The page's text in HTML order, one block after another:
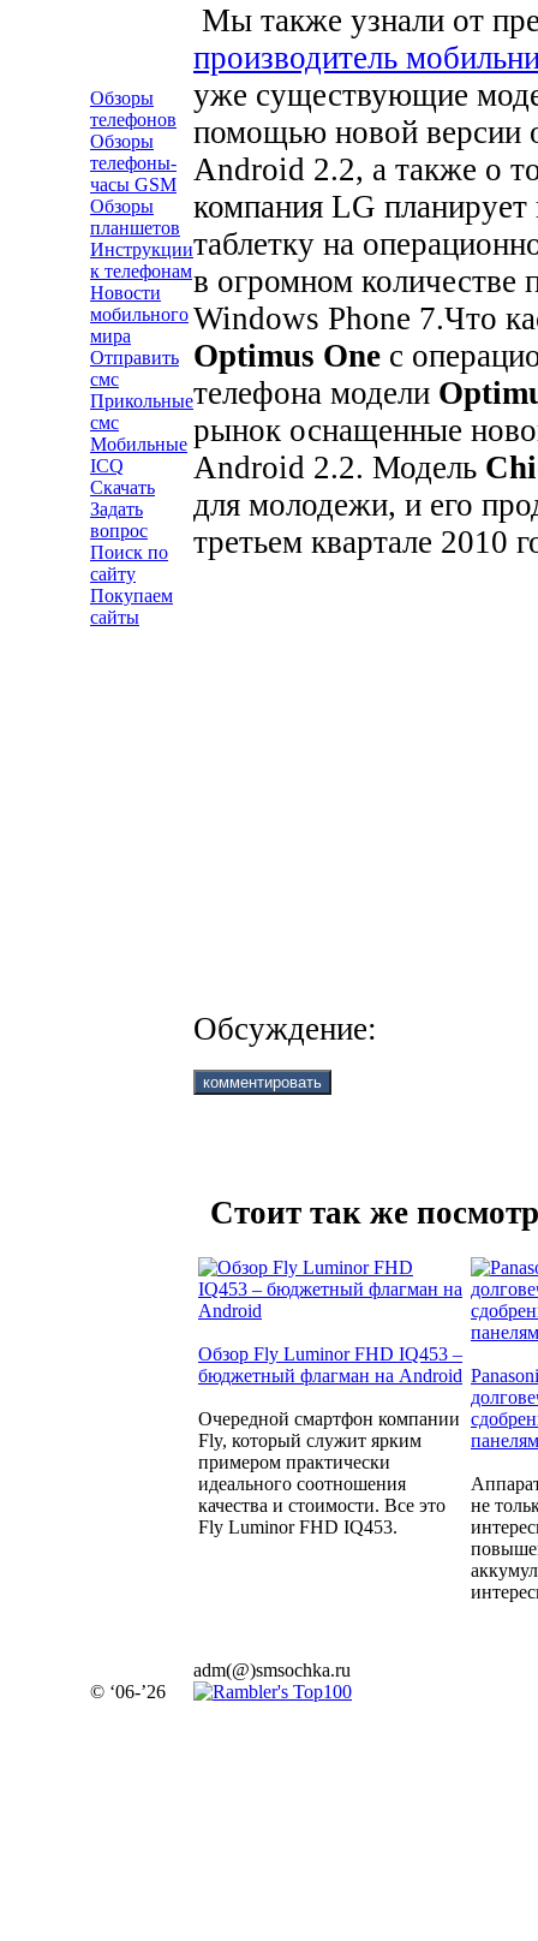
Обзоры
телефонов
Обзоры
телефоны-
часы GSM
Обзоры
планшетов
Инструкции
к телефонам
Новости
мобильного
мира
Отправить
смс
Прикольные
смс
Мобильные
ICQ
Скачать
Задать
вопрос
Поиск по
сайту
Покупаем
сайты
Мы также узнали от
производитель
уже существующие
помощью новой версии
Android 2.2, а также о
компания LG
таблетку на
в огромном
Windows Phone 7.Что
Optimus One с
телефона модели
рынок оснащенные
Android 2.2. Модель
для молодежи, и его
третьем квартале 2010
Обсуждение:
Стоит так же
Обзор Fly Luminor FHD IQ453 –
бюджетный флагман на Android
Очередной смартфон компании
Fly, который служит ярким
примером практически
идеального соотношения
качества и стоимости. Все это
Fly Luminor FHD IQ453.
не
© ‘06-’26
adm(@)smsochka.ru